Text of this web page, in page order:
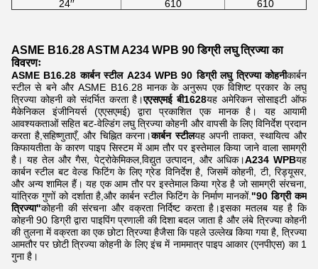
24′′ 610 610
ASME B16.28 ASTM A234 WPB 90 डिग्री लघु त्रिज्या का
विवरणः
ASME B16.28 कार्बन स्टील A234 WPB 90 डिग्री लघु त्रिज्या कोहनीकार्बन
स्टील से बने और ASME B16.28 मानक के अनुरूप एक विशिष्ट प्रकार के लघु
त्रिज्या कोहनी को संदर्भित करता है।एएसएमई बी1628यह अमेरिकन सोसाइटी ऑफ
मैकेनिकल इंजीनियर्स (एएसएमई) द्वारा प्रकाशित एक मानक है। यह आयामी
आवश्यकताओं सहित बट-वेल्डिंग लघु त्रिज्या कोहनी और वापसी के लिए विनिर्देश प्रदान
करता है,सहिष्णुताएँ, और चिह्नित करना।कार्बन स्टीलयह अपनी ताकत, स्थायित्व और
किफायतीता के कारण पाइप सिस्टम में आम तौर पर इस्तेमाल किया जाने वाला सामग्री
है। यह तेल और गैस, पेट्रोकेमिकल,विद्युत उत्पादन, और अधिक।A234 WPBयह
कार्बन स्टील बट वेल्ड फिटिंग के लिए ग्रेड विनिर्देश है, जिसमें कोहनी, टी, रिड्यूसर,
और अन्य शामिल हैं। यह एक आम तौर पर इस्तेमाल किया ग्रेड है जो सामग्री संरचना,
यांत्रिक गुणों को दर्शाता है,और कार्बन स्टील फिटिंग के निर्माण मानकों. "90 डिग्री कम
त्रिज्या"कोहनी की संरचना और वक्रता निर्दिष्ट करता है।इसका मतलब यह है कि
कोहनी 90 डिग्री द्वारा पाइपिंग प्रणाली की दिशा बदल जाता है और लंबे त्रिज्या कोहनी
की तुलना में वक्रता का एक छोटा त्रिज्या हैजैसा कि पहले उल्लेख किया गया है, त्रिज्या
आमतौर पर छोटी त्रिज्या कोहनी के लिए इंच में नाममात्र पाइप आकार (एनपीएस) का 1
गुना है।